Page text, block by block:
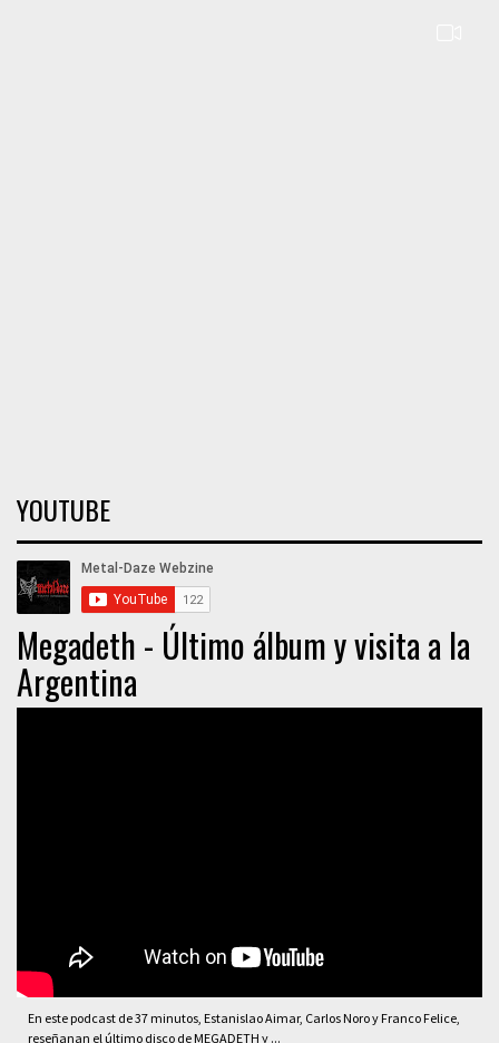
YOUTUBE
Megadeth - Último álbum y visita a la
Argentina
En este podcast de 37 minutos, Estanislao Aimar, Carlos Noro y Franco Felice,
reseñanan el último disco de MEGADETH y ...